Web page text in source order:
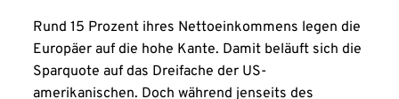
Rund 15 Prozent ihres Nettoeinkommens legen die
Europäer auf die hohe Kante. Damit beläuft sich die
Sparquote auf das Dreifache der US-
amerikanischen. Doch während jenseits des